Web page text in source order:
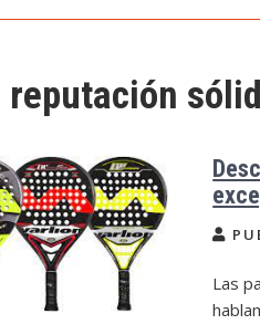
reputación
Las